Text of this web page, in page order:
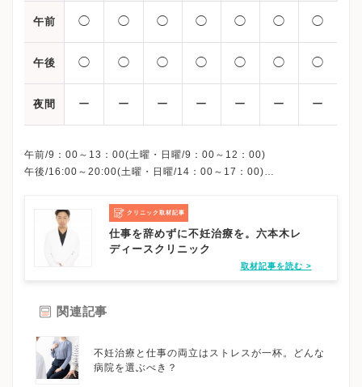
午前 ◯ ◯ ◯ ◯ ◯ ◯ ◯
午後 ◯ ◯ ◯ ◯ ◯ ◯ ◯
夜間 ー ー ー ー ー ー ー
午前/9：00～13：00(土曜・日曜/9：00～12：00)
午後/16:00～20:00(土曜・日曜/14：00～17：00)
※お電話受付時間 ①13:00まで ②19:30まで ③12:00まで
クリニック取材記事
仕事を辞めずに不妊治療を。六本木レ
ディースクリニック
取材記事を読む >
関連記事
不妊治療と仕事の両立はストレスが一杯。どんな
病院を選ぶべき？